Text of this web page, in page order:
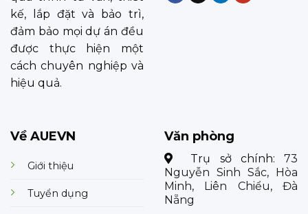
kế, lắp đặt và bảo trì,
đảm bảo mọi dự án đều
được thực hiện một
cách chuyên nghiệp và
hiệu quả.
Về AUEVN
Giới thiệu
Tuyển dụng
Văn phòng
Trụ sở chính: 73
Nguyễn Sinh Sắc, Hòa
Minh, Liên Chiểu, Đà
Nẵng